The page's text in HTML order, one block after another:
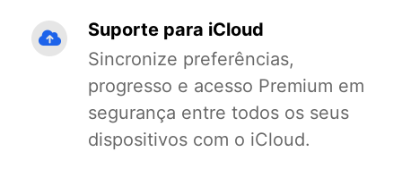
Suporte para iCloud
Sincronize preferências,
progresso e acesso Premium em
segurança entre todos os seus
dispositivos com o iCloud.